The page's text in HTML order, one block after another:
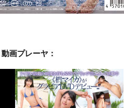
動画プレーヤ：